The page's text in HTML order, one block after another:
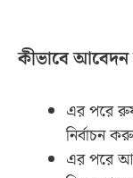
কীভাবে আবেদন
এর পরে
নির্বাচন
এর পরে